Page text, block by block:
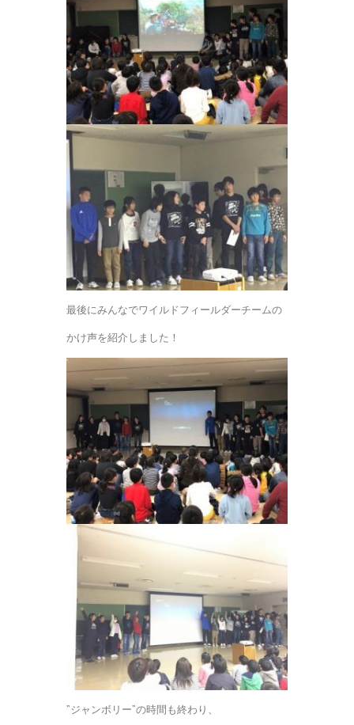
最後にみんなでワイルドフィールダーチームの
かけ声を紹介しました！
”ジャンボリー”の時間も終わり、